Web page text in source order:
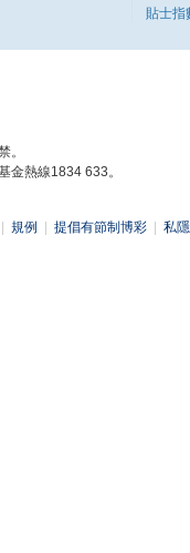
貼士指
。
金熱線1834 633。
規例 提倡有節制博彩 私